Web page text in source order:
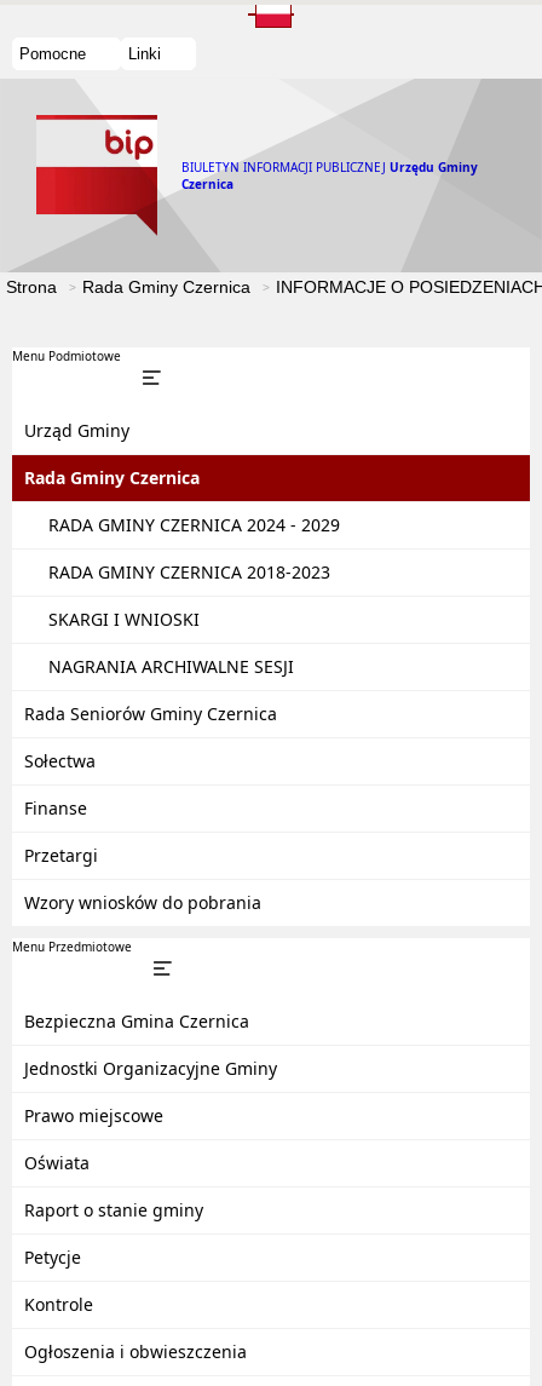
Pomocne Linki
BIULETYN INFORMACJI PUBLICZNEJ Urzędu Gminy
Czernica
Strona Rada Gminy Czernica INFORMACJE O
Menu Podmiotowe
Urząd Gminy
Rada Gminy Czernica
RADA GMINY CZERNICA 2024 - 2029
RADA GMINY CZERNICA 2018-2023
SKARGI I WNIOSKI
NAGRANIA ARCHIWALNE SESJI
Rada Seniorów Gminy Czernica
Sołectwa
Finanse
Przetargi
Wzory wniosków do pobrania
Menu Przedmiotowe
Bezpieczna Gmina Czernica
Jednostki Organizacyjne Gminy
Prawo miejscowe
Oświata
Raport o stanie gminy
Petycje
Kontrole
Ogłoszenia i obwieszczenia